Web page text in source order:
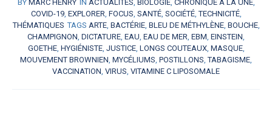
BY MARC HENRY IN ACTUALITÉS BIOLOGIE, CHRONIQUE À LA UNE,
COVID-19, EXPLORER FOCUS SANTÉ, SOCIÉTÉ,TECHNICITÉ,
THÉMATIQUES TAGS ARTE, BACTÉRIE, BLEU DE MÉTHYLÈNE, BOUCHE,
CHAMPIGNON DICTATURE EAU EAU DE MER EBM EINSTEIN
GOETHE, HYGIÉNISTE, JUSTICE, LONGS COUTEAUX, MASQUE,
MOUVEMENT BROWNIEN MYCÉLIUMS POSTILLONS ,TABAGISME
VACCINATION VIRUS VITAMINE C LIPOSOMALE